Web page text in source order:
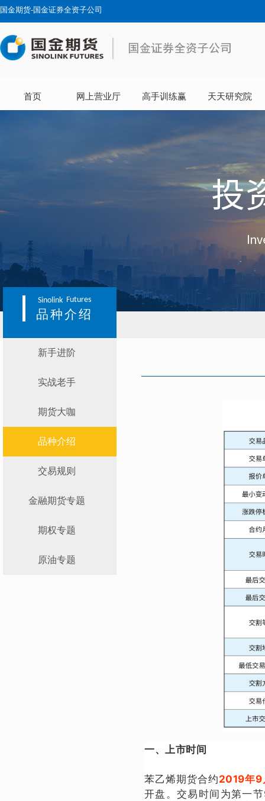
国金期货-国金证券全资子公司
首页 网上营业厅 高手训练赢 天天研究院
Sinolink Futures
品种介绍
新手进阶
实战老手
期货大咖
品种介绍
交易规则
金融期货专题
期权专题
原油专题
一、上市时间
苯乙烯期货合约2019年9
开盘。交易时间为第一